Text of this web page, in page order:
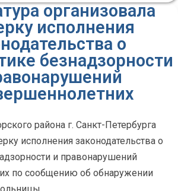
организовала
исполнения
о
безнадзорности
района г. Санкт-Петербурга
исполнения законодательства о
и правонарушений
по сообщению об обнаружении